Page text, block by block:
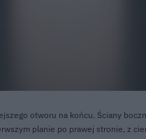
otworu na końcu. Ściany
planie po prawej stronie, z